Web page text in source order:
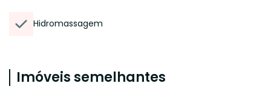
Hidromassagem
Imóveis semelhantes